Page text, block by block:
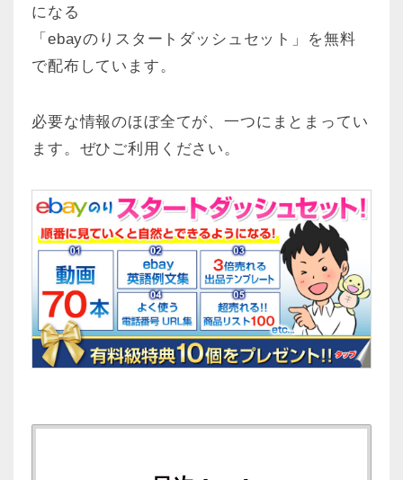
になる
「ebayのりスタートダッシュセット」を無料
で配布しています。
必要な情報のほぼ全てが、一つにまとまってい
ます。ぜひご利用ください。